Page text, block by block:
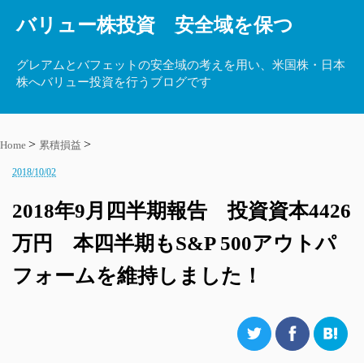
バリュー株投資 安全域を保つ
グレアムとバフェットの安全域の考えを用い、米国株・日本
株へバリュー投資を行うブログです
Home 累積損益
2018/10/02
2018年9月四半期報告 投資資本4426
万円 本四半期もS&P 500アウトパ
フォームを維持しました！